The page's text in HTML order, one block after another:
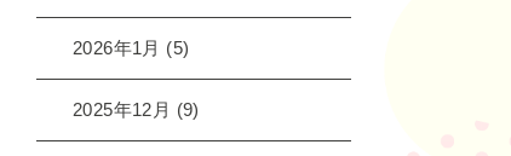
2026年1月 (5)
2025年12月 (9)